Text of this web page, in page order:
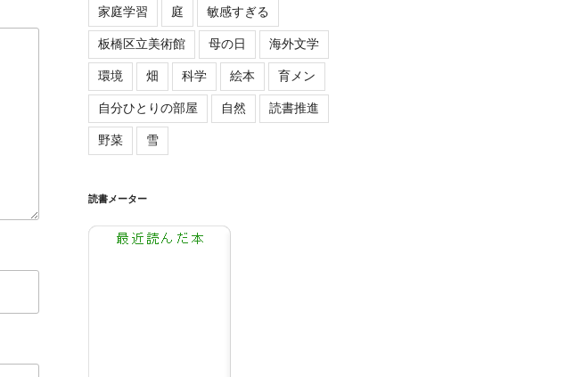
家庭学習 庭 敏感すぎる
板橋区立美術館 母の日 海外文学
環境 畑 科学 絵本 育メン
自分ひとりの部屋 自然 読書推進
野菜 雪
読書メーター